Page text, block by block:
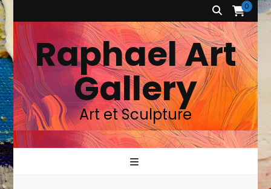
0
Raphael Art
Gallery
Art et Sculpture